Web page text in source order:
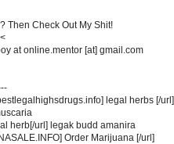
Then Check Out My Shit!
at online.mentor [at] gmail.com
legal herbs [/url]
herb[/url] legak budd amanira
Order Marijuana [/url]